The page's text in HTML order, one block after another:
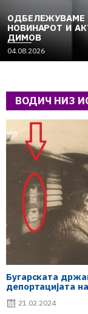
ОДБЕЛЕЖУВАМЕ
НОВИНАРОТ И
ДИМОВ
04.08.2026
ВОДИЧ НИЗ
Бугарската
депортацијата
21.02.2024